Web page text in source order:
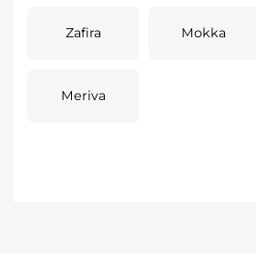
Zafira Mokka
Meriva